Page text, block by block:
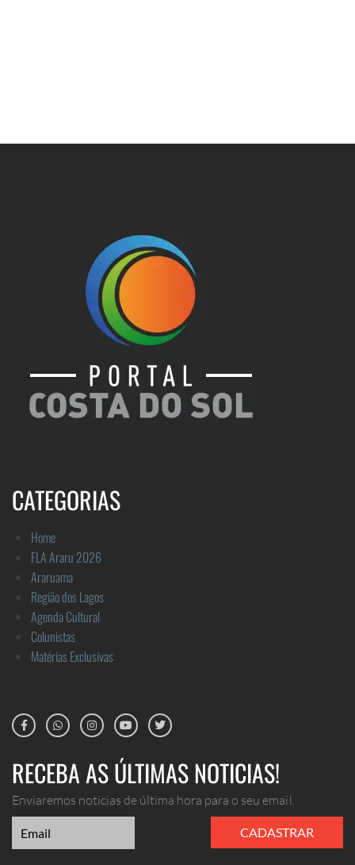
CATEGORIAS
Home
FLA Araru 2026
Araruama
Região dos Lagos
Agenda Cultural
Colunistas
Matérias Exclusivas
RECEBA AS ÚLTIMAS NOTICIAS!
Enviaremos noticias de última hora para o seu email.
CADASTRAR